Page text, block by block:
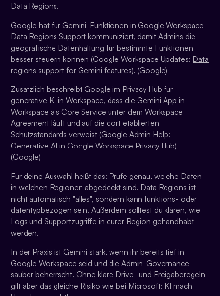
Data Regions.
Google hat für Gemini-Funktionen in Google Workspace
Data Regions Support kommuniziert, damit Admins die
geografische Datenhaltung für bestimmte Funktionen
besser steuern können (Google Workspace Updates: Data
regions support for Gemini features). (Google)
Zusätzlich beschreibt Google im Privacy Hub für
generative KI in Workspace, dass die Gemini App in
Workspace als Core Service unter dem Workspace
Agreement läuft und auf die dort etablierten
Schutzstandards verweist (Google Admin Help:
Generative AI in Google Workspace Privacy Hub).
(Google)
Für deine Auswahl heißt das: Prüfe genau, welche Daten
in welchen Regionen abgedeckt sind. Data Regions ist
nicht automatisch "alles", sondern kann funktions- oder
datentypbezogen sein. Außerdem solltest du klären, wie
Logs und Supportzugriffe in eurer Region gehandhabt
werden.
In der Praxis ist Gemini stark, wenn ihr bereits tief in
Google Workspace seid und die Admin-Governance
sauber beherrscht. Ohne klare Drive- und Freigaberegeln
gilt aber das gleiche Risiko wie bei Microsoft: KI macht